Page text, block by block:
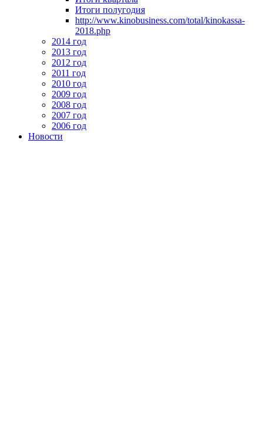
Итоги полугодия
http://www.kinobusiness.com/total/kinokassa-
2018.php
2014 год
2013 год
2012 год
2011 год
2010 год
2009 год
2008 год
2007 год
2006 год
Новости